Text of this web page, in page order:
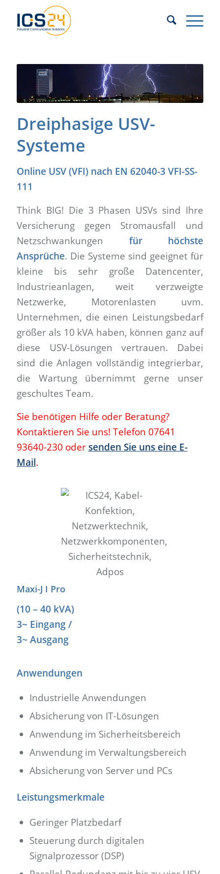
Dreiphasige USV-
Systeme
Online USV (VFI) nach EN 62040-3 VFI-SS-
111
Think BIG! Die 3 Phasen USVs sind Ihre
Versicherung gegen Stromausfall und
Netzschwankungen für höchste
Ansprüche. Die Systeme sind geeignet für
kleine bis sehr große Datencenter,
Industrieanlagen, weit verzweigte
Netzwerke, Motorenlasten uvm.
Unternehmen, die einen Leistungsbedarf
größer als 10 kVA haben, können ganz auf
diese USV-Lösungen vertrauen. Dabei
sind die Anlagen vollständig integrierbar,
die Wartung übernimmt gerne unser
geschultes Team.
Sie benötigen Hilfe oder Beratung?
Kontaktieren Sie uns! Telefon 07641
93640-230 oder senden Sie uns eine E-
Mail.
Maxi-J I Pro
(10 – 40 kVA)
3~ Eingang /
3~ Ausgang
Anwendungen
Industrielle Anwendungen
Absicherung von IT-Lösungen
Anwendung im Sicherheitsbereich
Anwendung im Verwaltungsbereich
Absicherung von Server und PCs
Leistungsmerkmale
Geringer Platzbedarf
Steuerung durch digitalen
Signalprozessor (DSP)